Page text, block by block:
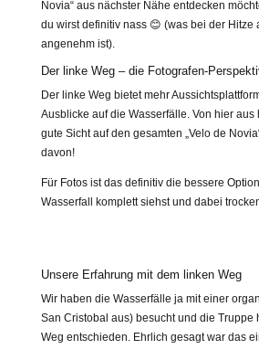
Novia“ aus nächster Nähe entdecken
du wirst definitiv nass 😊 (was bei der Hitze
angenehm ist).
Der linke Weg – die Fotografen-
Der linke Weg bietet mehr
Ausblicke auf die Wasserfälle. Von hier aus
gute Sicht auf den gesamten „Velo de
davon!
Für Fotos ist das definitiv die bessere
Wasserfall komplett siehst und dabei
Unsere Erfahrung mit dem linken Weg
Wir haben die Wasserfälle ja mit einer
San Cristobal aus) besucht und die Truppe
Weg entschieden. Ehrlich gesagt war das